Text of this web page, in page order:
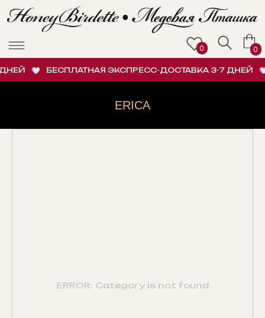
БЕСПЛАТНАЯ ЭКСПРЕСС-ДОСТАВКА 3-7 ДНЕЙ
ERICA
ERROR: Category is not found